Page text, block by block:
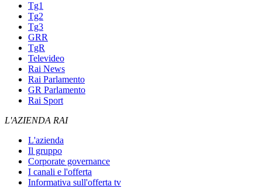
Tg1
Tg2
Tg3
GRR
TgR
Televideo
Rai News
Rai Parlamento
GR Parlamento
Rai Sport
L'AZIENDA RAI
L'azienda
Il gruppo
Corporate governance
I canali e l'offerta
Informativa sull'offerta tv